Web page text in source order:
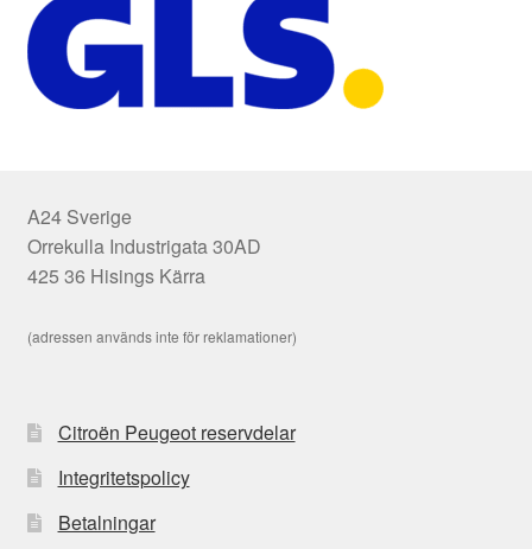
A24 Sverige
Orrekulla Industrigata 30AD
425 36 Hisings Kärra
(adressen används inte för reklamationer)
Citroën Peugeot reservdelar
Integritetspolicy
Betalningar